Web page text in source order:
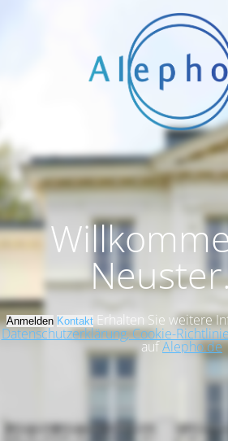
Anmelden KontaktErhalten Sie weitere
Datenschutzerklärung, Cookie-
aufAlepho.de